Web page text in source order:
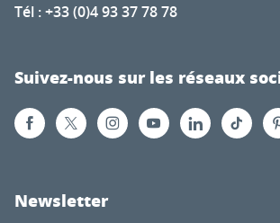
Tél : +33 (0)4 93 37 78 78
Suivez-nous sur les réseaux
Newsletter